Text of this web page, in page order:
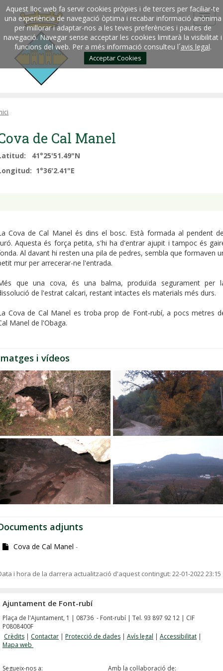
Aquest lloc web fa servir cookies pròpies i de tercers per faciliar-te
una experiència de navegació òptima i recabar informació anònima
per millorar i adaptar-nos a les teves preferències i pautes de
navegació. Navegar sense acceptar les cookies limitarà la visibilitat i
funcions del web. Per a més informació consulteu l´avis legal.
Acceptar Cookies
de Cal Manel
41°25'51.49"N
1°36'2.41"E
Cova de Cal Manel és dins el bosc. Està formada al pendent
Aquesta és força petita, s'hi ha d'entrar ajupit i tampoc és
Al davant hi resten una pila de pedres, sembla que formaven
mur per arrecerar-ne l'entrada.
que una cova, és una balma, produïda segurament per
de l'estrat calcari, restant intactes els materials més durs.
Cova de Cal Manel es troba prop de Font-rubí, a pocs metres
Manel de l'Obaga.
i vídeos
adjunts
Cova de Cal Manel -
i hora de la darrera actualització d'aquest contingut: 22-01-2022 23:15
Ajuntament de Font-rubí
Plaça de l'Ajuntament, 1 | 08736 - Font-rubí | Tel. 93 897 92 12 | CIF
P0808400F
Crèdits | Contactar | Protecció de dades | Avís legal | Accessibilitat |
Mapa web
Segueix-nos a: Amb la col·laboració de: